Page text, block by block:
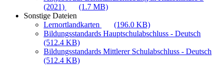
(2021)
(1.7 MB)
Sonstige Dateien
Lernortlandkarten
(196.0 KB)
Bildungsstandards Hauptschulabschluss - Deutsch
(512.4 KB)
Bildungsstandards Mittlerer Schulabschluss - Deutsch
(512.4 KB)